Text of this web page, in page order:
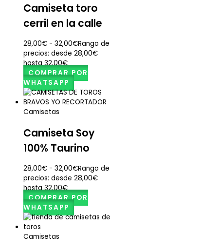
Camiseta toro
cerril en la calle
28,00€ - 32,00€Rango de
precios: desde 28,00€
hasta 32,00€
COMPRAR POR
WHATSAPP
Camisetas
Camiseta Soy
100% Taurino
28,00€ - 32,00€Rango de
precios: desde 28,00€
hasta 32,00€
COMPRAR POR
WHATSAPP
Camisetas